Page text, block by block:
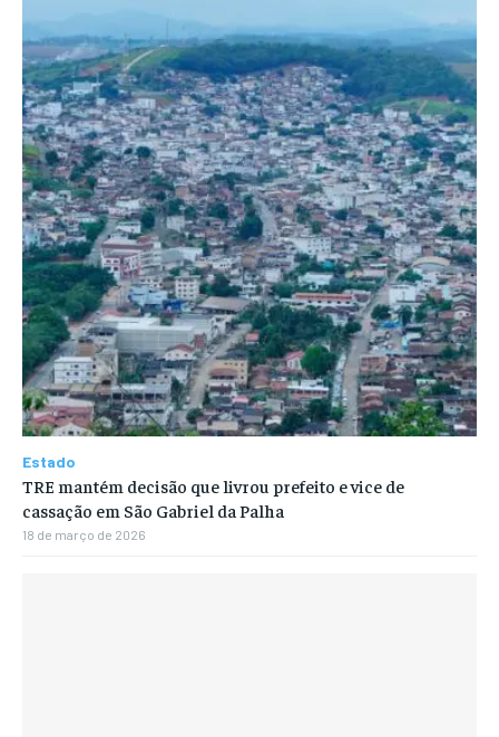
Estado
TRE mantém decisão que livrou prefeito e vice de
cassação em São Gabriel da Palha
18 de março de 2026